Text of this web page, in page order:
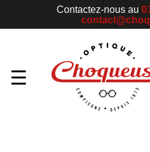
Contactez-nous au
Basculer
navigation
☰